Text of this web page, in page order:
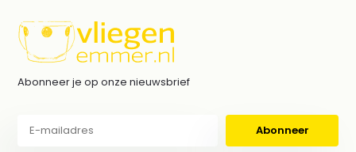
Abonneer je op onze nieuwsbrief
Abonneer